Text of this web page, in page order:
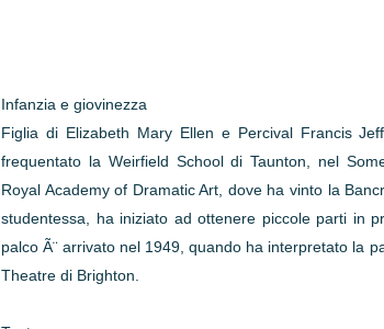
Infanzia e giovinezza
Figlia di Elizabeth Mary Ellen e Percival Francis
frequentato la Weirfield School di Taunton, nel
Royal Academy of Dramatic Art, dove ha vinto la
studentessa, ha iniziato ad ottenere piccole parti in
palco Ã¨ arrivato nel 1949, quando ha interpretato la
Theatre di Brighton.